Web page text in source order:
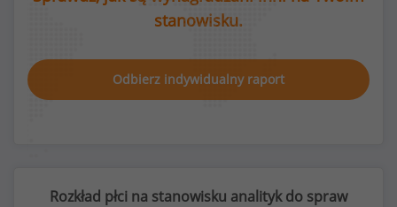
stanowisku.
Odbierz indywidualny raport
Rozkład płci na stanowisku analityk do spraw